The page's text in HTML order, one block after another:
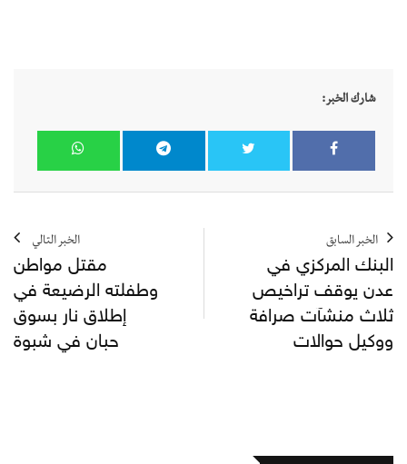
شارك الخبر:
الخبر السابق
البنك المركزي في
عدن يوقف تراخيص
ثلاث منشآت صرافة
ووكيل حوالات
الخبر التالي
مقتل مواطن
وطفلته الرضيعة في
إطلاق نار بسوق
حبان في شبوة